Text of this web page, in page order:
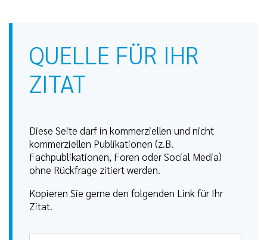
QUELLE FÜR IHR
ZITAT
Diese Seite darf in kommerziellen und nicht
kommerziellen Publikationen (z.B.
Fachpublikationen, Foren oder Social Media)
ohne Rückfrage zitiert werden.
Kopieren Sie gerne den folgenden Link für Ihr
Zitat.